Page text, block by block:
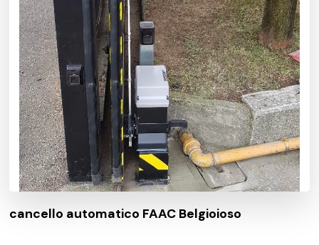
cancello automatico FAAC Belgioioso